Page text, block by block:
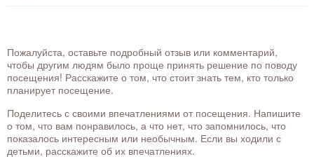
Пожалуйста, оставьте подробный отзыв или комментарий,
чтобы другим людям было проще принять решение по поводу
посещения! Расскажите о том, что стоит знать тем, кто только
планирует посещение.
Поделитесь с своими впечатлениями от посещения. Напишите
о том, что вам понравилось, а что нет, что запомнилось, что
показалось интересным или необычным. Если вы ходили с
детьми, расскажите об их впечатлениях.